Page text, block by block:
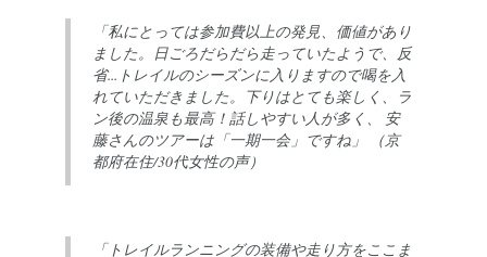
「私にとっては参加費以上の発見、価値があり
ました。日ごろだらだら走っていたようで、反
省...トレイルのシーズンに入りますので喝を入
れていただきました。下りはとても楽しく、ラ
ン後の温泉も最高！話しやすい人が多く、 安
藤さんのツアーは「一期一会」ですね」 （京
都府在住/30代女性の声）
「トレイルランニングの装備や走り方をここま